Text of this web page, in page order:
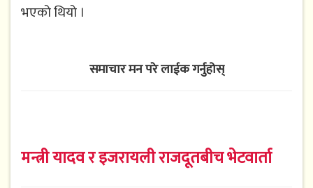
भएको थियो ।
समाचार मन परे लाईक गर्नुहोस्
मन्त्री यादव र इजरायली राजदूतबीच भेटवार्ता